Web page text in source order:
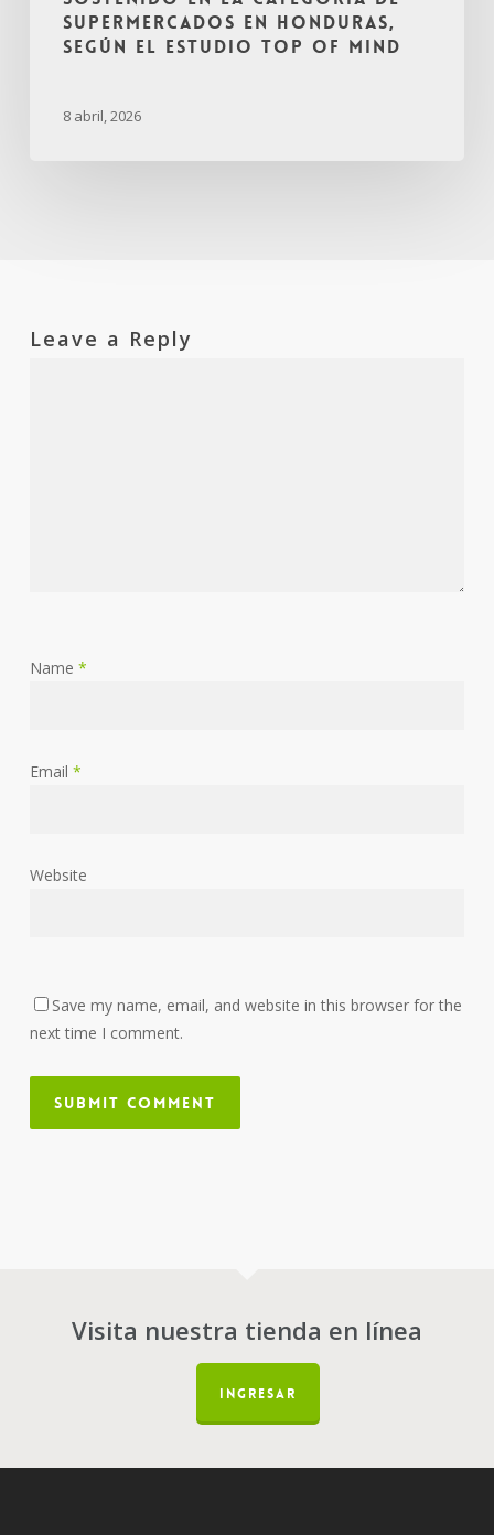
supermercados en Honduras,
según el estudio Top of Mind
8 abril, 2026
Leave a Reply
Name *
Email *
Website
Save my name, email, and website in this browser for the
next time I comment.
Visita nuestra tienda en línea
INGRESAR